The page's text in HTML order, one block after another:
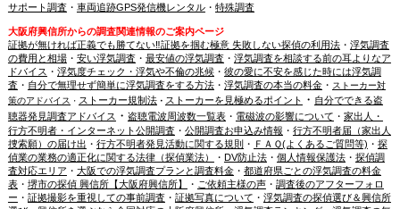
サポート調査・ 車両追跡GPS発信機レンタル・ 特殊調査
大阪府興信所からの調査関連情報のご案内ページ
証拠が無ければ正義でも勝てない‼証拠を掴む極意 失敗しない探偵の利用法・ 浮気調査
の費用と相場・ 安い浮気調査・ 最安値の浮気調査・ 浮気調査を相談する前の耳よりなア
ドバイス ・ 浮気度チェック・浮気や不倫の兆候・ 彼の愛に不安を感じた時には浮気調
査・ 自分で無理せず簡単に浮気調査をする方法・ 浮気調査の本当の料金・ ストーカー対
策のアドバイス ・ ストーカー規制法・ ストーカーを見極めるポイント ・ 自分でできる盗
聴器発見調査アドバイス ・ 盗聴電波周波数一覧表・ 電磁波の影響について ・ 家出人・
行方不明者・インターネット公開調査・ 公開調査お申込み情報 ・ 行方不明者届（家出人
捜索願）の届け出 ・ 行方不明者発見活動に関する規則 ・ ＦＡＱ(よくあるご質問等) ・ 探
偵業の業務の適正化に関する法律（探偵業法）
・ DV防止法・ 個人情報保護法・ 探偵調
査対応エリア ・ 大阪での浮気調査プランと調査料金・ 都道府県ごとの浮気調査の料金
表・ 堺市の探偵 興信所【大阪府興信所】 ・ ご依頼主様の声・ 調査後のアフターフォロ
ー ・ 証拠撮影を重視しての事前調査・ 証拠写真について ・ 浮気調査の探偵選び＆興信所